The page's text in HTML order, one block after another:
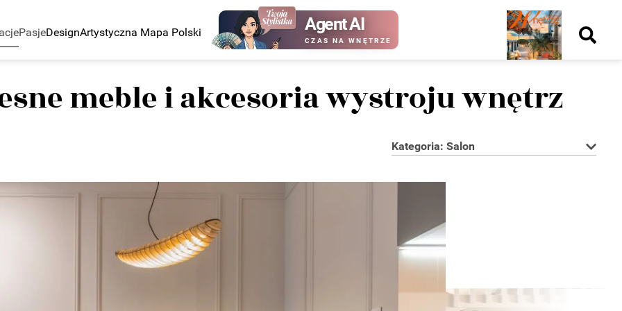
PasjeDesignArtystyczna Mapa Polski Agent AI
CZAS NA WNĘTRZE
Nowy
numer
meble i akcesoria wystroju wnętrz
Kategoria: Salon